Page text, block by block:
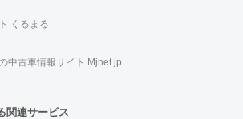
くるまる
中古車情報サイト Mjnet.jp
関連サービス